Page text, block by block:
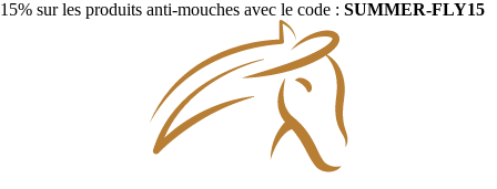
15% sur les produits anti-mouches avec le code : SUMMER-FLY15